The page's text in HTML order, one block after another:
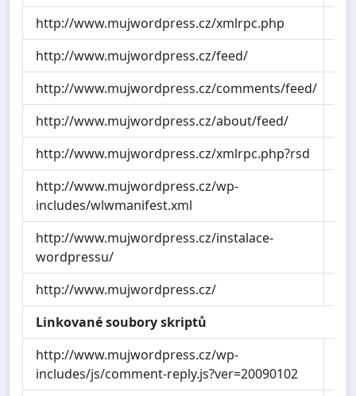
http://www.mujwordpress.cz/xmlrpc.php
http://www.mujwordpress.cz/feed/
http://www.mujwordpress.cz/comments/feed/
http://www.mujwordpress.cz/about/feed/
http://www.mujwordpress.cz/xmlrpc.php?rsd
http://www.mujwordpress.cz/wp-
includes/wlwmanifest.xml
http://www.mujwordpress.cz/instalace-
wordpressu/
http://www.mujwordpress.cz/
Linkované soubory skriptů
http://www.mujwordpress.cz/wp-
includes/js/comment-reply.js?ver=20090102